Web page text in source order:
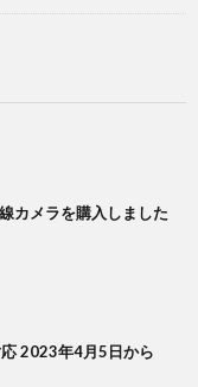
カメラを購入しました
2023年4月5日から